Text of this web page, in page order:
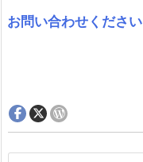
お問い合わせください